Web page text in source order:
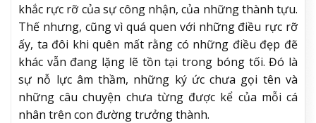
khắc rực rỡ của sự công nhận, của những thành tựu.
Thế nhưng, cũng vì quá quen với những điều rực rỡ
ấy, ta đôi khi quên mất rằng có những điều đẹp đẽ
khác vẫn đang lặng lẽ tồn tại trong bóng tối. Đó là
sự nỗ lực âm thầm, những ký ức chưa gọi tên và
những câu chuyện chưa từng được kể của mỗi cá
nhân trên con đường trưởng thành.